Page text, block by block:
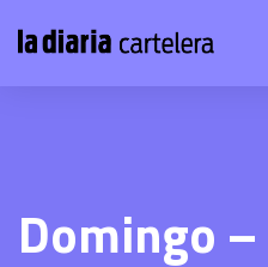
Domingo –